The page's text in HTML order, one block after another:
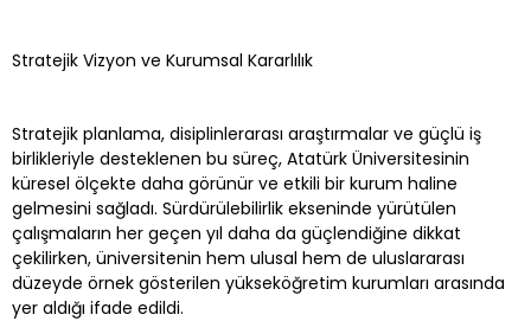
Stratejik Vizyon ve Kurumsal Kararlılık
Stratejik planlama, disiplinlerarası araştırmalar ve güçlü iş
birlikleriyle desteklenen bu süreç, Atatürk Üniversitesinin
küresel ölçekte daha görünür ve etkili bir kurum haline
gelmesini sağladı. Sürdürülebilirlik ekseninde yürütülen
çalışmaların her geçen yıl daha da güçlendiğine dikkat
çekilirken, üniversitenin hem ulusal hem de uluslararası
düzeyde örnek gösterilen yükseköğretim kurumları arasında
yer aldığı ifade edildi.